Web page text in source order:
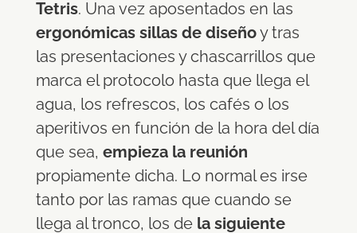
Tetris. Una vez aposentados en las
ergonómicas sillas de diseñoy tras
las presentaciones y chascarrillos que
marca el protocolo hasta que llega el
agua, los refrescos, los cafés o los
aperitivos en función de la hora del día
que sea, empieza la reunión
propiamente dicha. Lo normal es irse
tanto por las ramas que cuando se
llega al tronco, los dela siguiente